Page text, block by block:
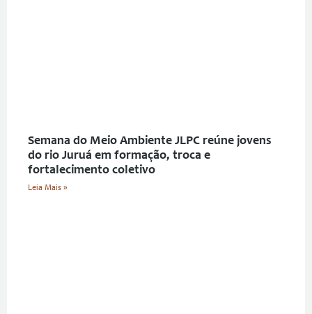
Semana do Meio Ambiente JLPC reúne jovens
do rio Juruá em formação, troca e
fortalecimento coletivo
Leia Mais »